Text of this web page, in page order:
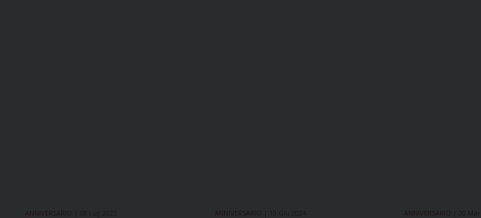
ANNIVERSARIO ANNIVERSARIO ANNIVERSARIO